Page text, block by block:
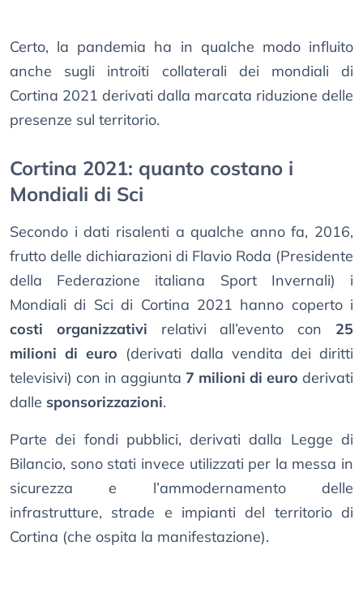
Certo, la pandemia ha in qualche modo influito
anche sugli introiti collaterali dei mondiali di
Cortina 2021 derivati dalla marcata riduzione delle
presenze sul territorio.
Cortina 2021: quanto costano i
Mondiali di Sci
Secondo i dati risalenti a qualche anno fa, 2016,
frutto delle dichiarazioni di Flavio Roda (Presidente
della Federazione italiana Sport Invernali) i
Mondiali di Sci di Cortina 2021 hanno coperto i
costi organizzativi relativi all’evento con 25
milioni di euro (derivati dalla vendita dei diritti
televisivi) con in aggiunta 7 milioni di euro derivati
dalle sponsorizzazioni.
Parte dei fondi pubblici, derivati dalla Legge di
Bilancio, sono stati invece utilizzati per la messa in
sicurezza e l’ammodernamento delle
infrastrutture, strade e impianti del territorio di
Cortina (che ospita la manifestazione).